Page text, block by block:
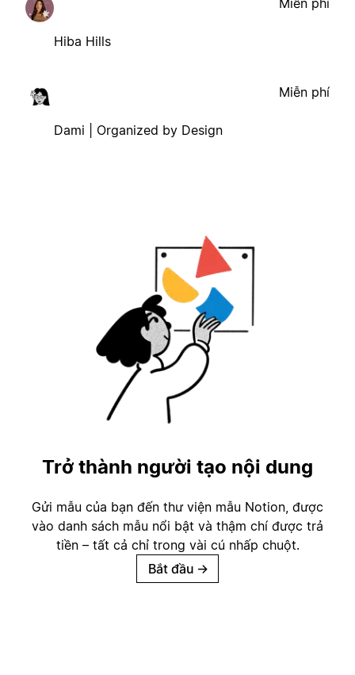
Hiba Hills
Dami | Organized by Design
Miễn phí
Trở thành người tạo nội dung
Gửi mẫu của bạn đến thư viện mẫu Notion, được
vào danh sách mẫu nổi bật và thậm chí được trả
tiền – tất cả chỉ trong vài cú nhấp chuột.
Bắt đầu →